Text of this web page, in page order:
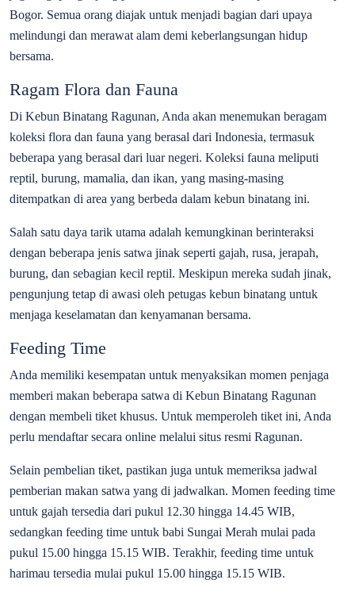
Bogor. Semua orang diajak untuk menjadi bagian dari upaya
melindungi dan merawat alam demi keberlangsungan hidup
bersama.
Ragam Flora dan Fauna
Di Kebun Binatang Ragunan, Anda akan menemukan beragam
koleksi flora dan fauna yang berasal dari Indonesia, termasuk
beberapa yang berasal dari luar negeri. Koleksi fauna meliputi
reptil, burung, mamalia, dan ikan, yang masing-masing
ditempatkan di area yang berbeda dalam kebun binatang ini.
Salah satu daya tarik utama adalah kemungkinan berinteraksi
dengan beberapa jenis satwa jinak seperti gajah, rusa, jerapah,
burung, dan sebagian kecil reptil. Meskipun mereka sudah jinak,
pengunjung tetap di awasi oleh petugas kebun binatang untuk
menjaga keselamatan dan kenyamanan bersama.
Feeding Time
Anda memiliki kesempatan untuk menyaksikan momen penjaga
memberi makan beberapa satwa di Kebun Binatang Ragunan
dengan membeli tiket khusus. Untuk memperoleh tiket ini, Anda
perlu mendaftar secara online melalui situs resmi Ragunan.
Selain pembelian tiket, pastikan juga untuk memeriksa jadwal
pemberian makan satwa yang di jadwalkan. Momen feeding time
untuk gajah tersedia dari pukul 12.30 hingga 14.45 WIB,
sedangkan feeding time untuk babi Sungai Merah mulai pada
pukul 15.00 hingga 15.15 WIB. Terakhir, feeding time untuk
harimau tersedia mulai pukul 15.00 hingga 15.15 WIB.